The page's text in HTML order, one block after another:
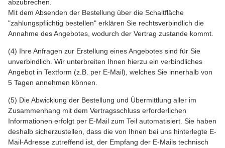
abzubrechen.
Mit dem Absenden der Bestellung über die Schaltfläche
"zahlungspflichtig bestellen" erklären Sie rechtsverbindlich die
Annahme des Angebotes, wodurch der Vertrag zustande kommt.
(4) Ihre Anfragen zur Erstellung eines Angebotes sind für Sie
unverbindlich. Wir unterbreiten Ihnen hierzu ein verbindliches
Angebot in Textform (z.B. per E-Mail), welches Sie innerhalb von
5 Tagen annehmen können.
(5) Die Abwicklung der Bestellung und Übermittlung aller im
Zusammenhang mit dem Vertragsschluss erforderlichen
Informationen erfolgt per E-Mail zum Teil automatisiert. Sie haben
deshalb sicherzustellen, dass die von Ihnen bei uns hinterlegte E-
Mail-Adresse zutreffend ist, der Empfang der E-Mails technisch